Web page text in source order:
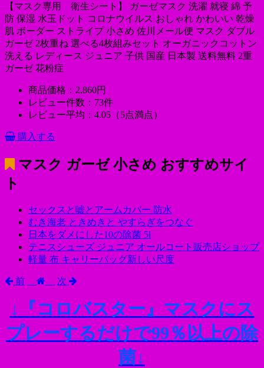
【マスク専用 衛生シート】 ガーゼマスク 洗濯 就寝 綿 予
防 保湿 水玉ドット コロナウイルス おしゃれ かわいい 乾燥
肌 ボーダー ストライプ 小さめ 佐川メール便 マスク ダブル
ガーゼ 2枚重ね 選べる4枚組みセット オーガニックコットン
洗える レディース ジュニア 子供 国産 日本製 送料無料 2重
ガーゼ 花粉症
商品価格：2,860円
レビュー件数：73件
レビュー平均：4.05（5点満点）
購入する
マスク ガーゼ 小さめ おすすめサイ
ト
セックスと嘘とアームカバー 防水
むき海老 ときめきと やすらぎをつなぐ
日本をダメにした10の除菌 5l
テニスシューズ ジュニア オールコート販売店ショップ
軽量 布 キャリーバッグ新しい尺度
前 次
↓『コロバスター』マスクにス
プレーするだけで99％以上の除
菌↓